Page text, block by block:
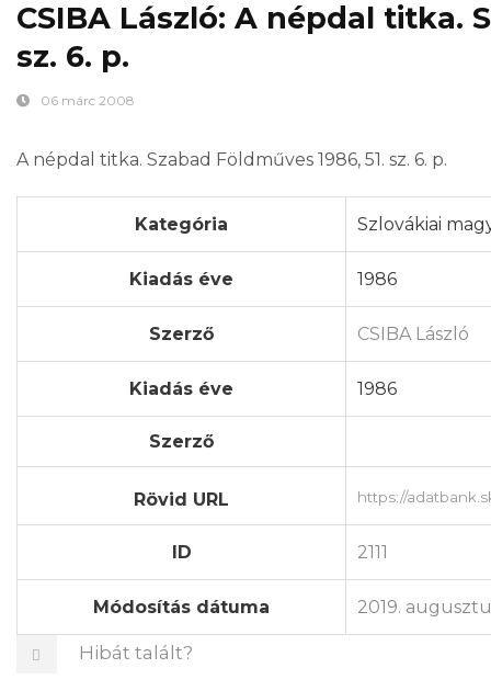
CSIBA László: A népdal titka.
sz. 6. p.
06 márc 2008
A népdal titka. Szabad Földműves 1986, 51. sz. 6. p.
Kategória Szlovákiai
Kiadás éve 1986
Szerző CSIBA László
Kiadás éve 1986
Szerző
Rövid URL
ID 2111
Módosítás dátuma 2019.
Hibát talált?